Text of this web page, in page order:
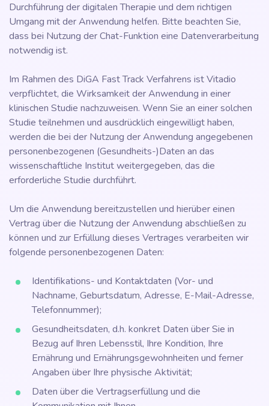
Durchführung der digitalen Therapie und dem richtigen
Umgang mit der Anwendung helfen. Bitte beachten Sie,
dass bei Nutzung der Chat-Funktion eine Datenverarbeitung
notwendig ist.
Im Rahmen des DiGA Fast Track Verfahrens ist Vitadio
verpflichtet, die Wirksamkeit der Anwendung in einer
klinischen Studie nachzuweisen. Wenn Sie an einer solchen
Studie teilnehmen und ausdrücklich eingewilligt haben,
werden die bei der Nutzung der Anwendung angegebenen
personenbezogenen (Gesundheits-)Daten an das
wissenschaftliche Institut weitergegeben, das die
erforderliche Studie durchführt.
Um die Anwendung bereitzustellen und hierüber einen
Vertrag über die Nutzung der Anwendung abschließen zu
können und zur Erfüllung dieses Vertrages verarbeiten wir
folgende personenbezogenen Daten:
Identifikations- und Kontaktdaten (Vor- und
Nachname, Geburtsdatum, Adresse, E-Mail-Adresse,
Telefonnummer);
Gesundheitsdaten, d.h. konkret Daten über Sie in
Bezug auf Ihren Lebensstil, Ihre Kondition, Ihre
Ernährung und Ernährungsgewohnheiten und ferner
Angaben über Ihre physische Aktivität;
Daten über die Vertragserfüllung und die